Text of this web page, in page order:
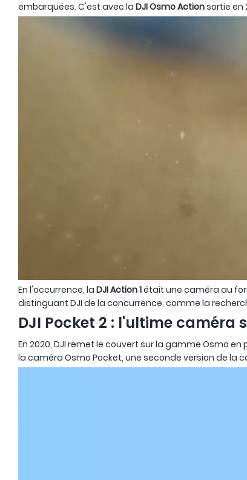
embarquées. C'est avec la DJI Osmo Actionsortie en
En l'occurrence, la DJI Action 1était une caméra au
distinguant DJI de la concurrence, comme la
DJI Pocket 2 : l'ultime caméra
En 2020, DJI remet le couvert sur la gamme Osmo
la caméra Osmo Pocket, une seconde version de